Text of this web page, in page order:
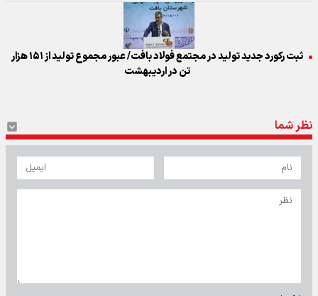
ثبت رکورد جدید تولید در مجتمع فولاد بافت/ عبور مجموع تولید از ۱۵۱ هزار
تن در اردیبهشت
نظر شما